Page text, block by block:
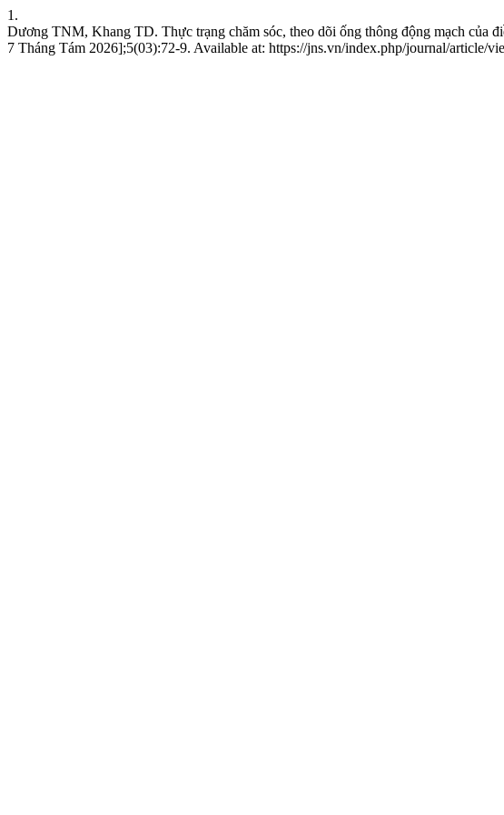
1.
Dương TNM, Khang TD. Thực trạng chăm sóc, theo dõi ống thông động mạch của
7 Tháng Tám 2026];5(03):72-9. Available at: https://jns.vn/index.php/journal/article/